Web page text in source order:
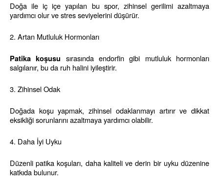
Doğa ile iç içe yapılan bu spor, zihinsel gerilimi azaltmaya
yardımcı olur ve stres seviyelerini düşürür.
2. Artan Mutluluk Hormonları
Patika koşusu sırasında endorfin gibi mutluluk hormonları
salgılanır, bu da ruh halini iyileştirir.
3. Zihinsel Odak
Doğada koşu yapmak, zihinsel odaklanmayı artırır ve dikkat
eksikliği sorunlarını azaltmaya yardımcı olabilir.
4. Daha İyi Uyku
Düzenli patika koşuları, daha kaliteli ve derin bir uyku düzenine
katkıda bulunur.